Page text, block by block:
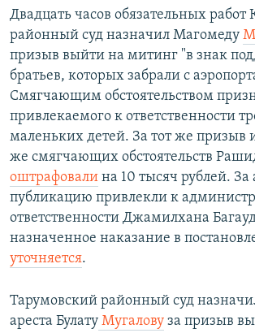
Двадцать часов обязательных работ
районный суд назначил Магомеду
призыв выйти на митинг "в знак
братьев, которых забрали с
Смягчающим обстоятельством
привлекаемого к ответственности
маленьких детей. За тот же призыв
же смягчающих обстоятельств
оштрафовали на 10 тысяч рублей.
публикацию привлекли к
ответственности Джамилхана
назначенное наказание в
уточняется.
Тарумовский районный суд
ареста Булату Мугалову за призыв